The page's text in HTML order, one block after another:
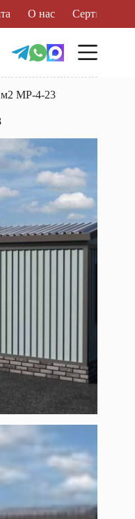
О нас
м2 МР-4-23